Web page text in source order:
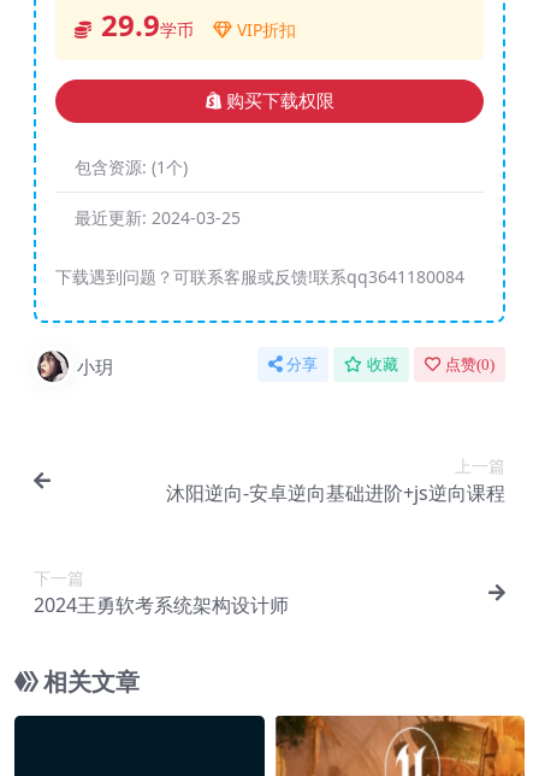
29.9学币 VIP折扣
购买下载权限
包含资源: (1个)
最近更新: 2024-03-25
下载遇到问题？可联系客服或反馈!联系qq3641180084
小玥 分享 收藏 点赞(0)
上一篇
沐阳逆向-安卓逆向基础进阶+js逆向课程
下一篇
2024王勇软考系统架构设计师
相关文章